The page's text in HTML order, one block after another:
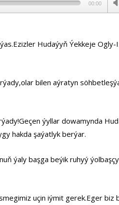
00:00
Hudaýyň Ýekkeje
bilen aýratyn
ýyllar dowamynda
hakda şaýatlyk berýar.
ýaly başga beýik ruhyý
uçin iýmit gerek.Eger biz